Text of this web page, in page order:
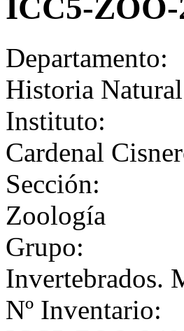
ICC5-ZOO-
Departamento:
Historia Natural
Instituto:
Cardenal
Sección:
Zoología
Grupo:
Invertebrados.
Nº Inventario: